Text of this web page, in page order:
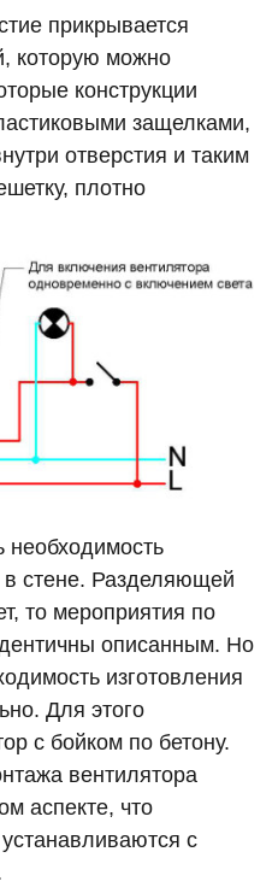
прикрывается
которую можно
конструкции
защелками,
отверстия и таким
плотно
необходимость
в стене. Разделяющей
то мероприятия по
описанным. Но
изготовления
Для этого
с бойком по бетону.
вентилятора
аспекте, что
с